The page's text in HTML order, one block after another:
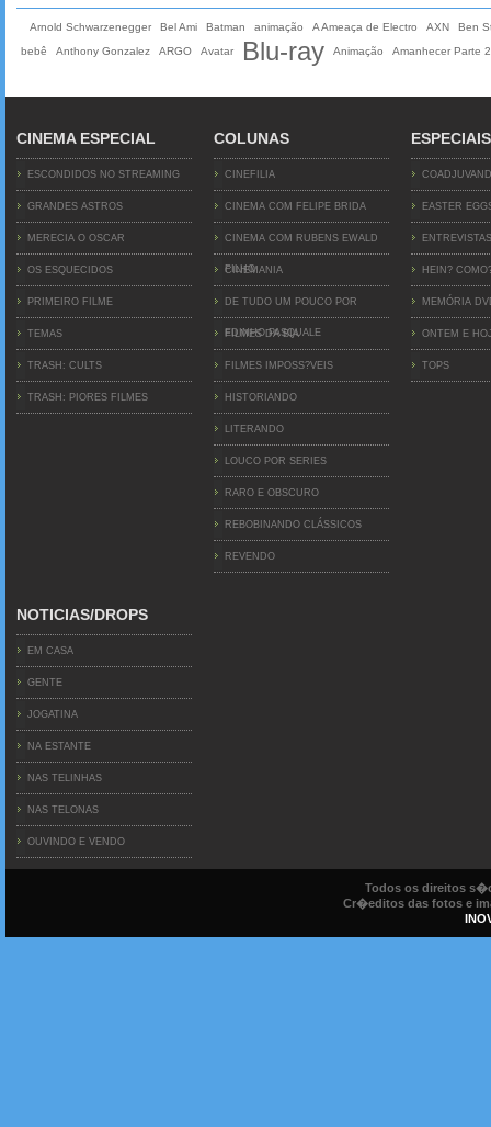
Arnold Schwarzenegger Bel Ami Batman animação A Ameaça de Electro AXN
Ben
bebê
Anthony Gonzalez ARGO Avatar Blu-ray Animação Amanhecer Parte 2
CINEMA ESPECIAL
ESCONDIDOS NO STREAMING
GRANDES ASTROS
MERECIA O OSCAR
OS ESQUECIDOS
PRIMEIRO FILME
TEMAS
TRASH: CULTS
TRASH: PIORES FILMES
COLUNAS
CINEFILIA
CINEMA COM FELIPE BRIDA
CINEMA COM RUBENS EWALD
FILHO
CINEMANIA
DE TUDO UM POUCO POR
EDINHO PASQUALE
FILMES DA BIA
FILMES IMPOSS?VEIS
HISTORIANDO
LITERANDO
LOUCO POR SERIES
RARO E OBSCURO
REBOBINANDO CLÁSSICOS
REVENDO
ESPECIAIS
EASTER
ENTREVISTAS
HEIN?
MEMÓRIA
ONTEM E
TOPS
NOTICIAS/DROPS
EM CASA
GENTE
JOGATINA
NA ESTANTE
NAS TELINHAS
NAS TELONAS
OUVINDO E VENDO
Todos os direitos
Cr�editos das fotos e